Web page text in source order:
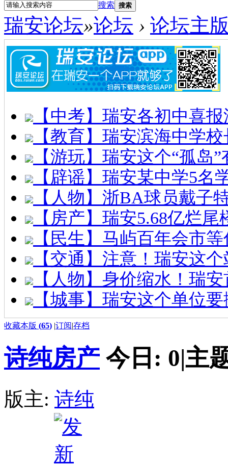
搜索 搜索
瑞安论坛»论坛 › 论坛主
【中考】瑞安各初中喜
【教育】瑞安滨海中学
【游玩】瑞安这个“孤岛
【辟谣】瑞安某中学5名
【人物】浙BA球员戴子
【房产】瑞安5.68亿烂
【民生】马屿百年会市
【交通】注意！瑞安这
【人物】身价缩水！瑞
【城事】瑞安这个单位
收藏本版 (65) |订阅|存档
诗纯房产 今日: 0|主
版主: 诗纯